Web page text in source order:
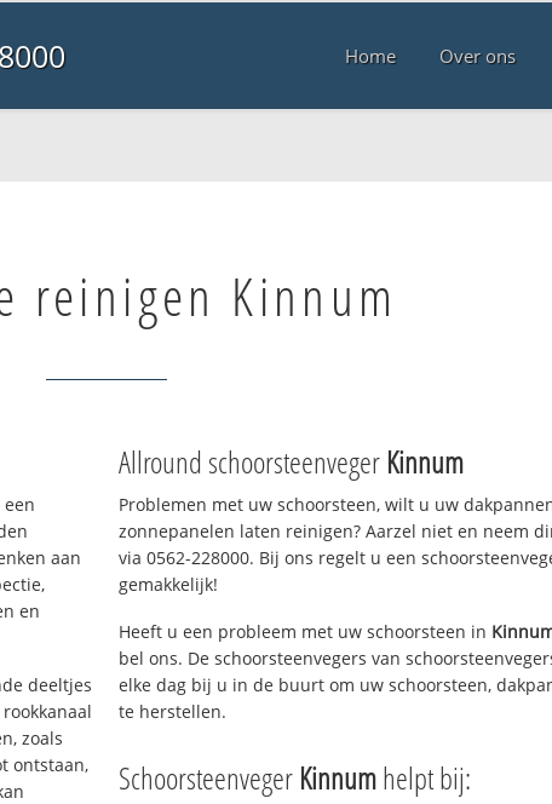
Home Over ons
reinigen Kinnum
aan
en
deeltjes
zoals
ontstaan,
Allround schoorsteenveger Kinnum
Problemen met uw schoorsteen, wilt u uw
zonnepanelen laten reinigen? Aarzel niet en neem
via 0562-228000. Bij ons regelt u een
gemakkelijk!
Heeft u een probleem met uw schoorsteen in
bel ons. De schoorsteenvegers van
elke dag bij u in de buurt om uw schoorsteen,
te herstellen.
Schoorsteenveger Kinnumhelpt bij: